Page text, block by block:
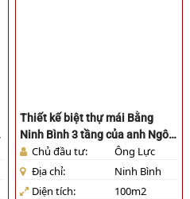
Thiết kế biệt thự mái Bằng
Ninh Bình 3 tầng của anh Ngô
Văn Lực [HL841025]
Chủ đầu tư:
Ông Lực
Địa chỉ:
Ninh Bình
Diện tích:
100m2